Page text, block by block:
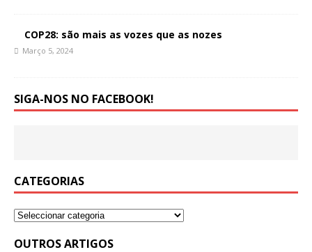
COP28: são mais as vozes que as nozes
Março 5, 2024
SIGA-NOS NO FACEBOOK!
CATEGORIAS
OUTROS ARTIGOS